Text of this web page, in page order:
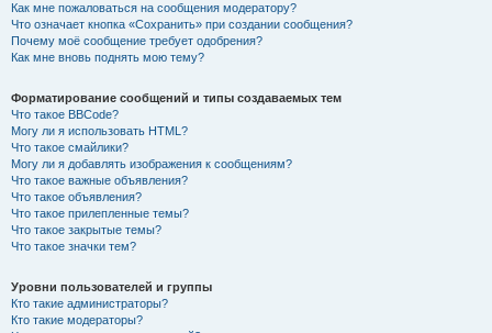
Как мне пожаловаться на сообщения модератору?
Что означает кнопка «Сохранить» при создании сообщения?
Почему моё сообщение требует одобрения?
Как мне вновь поднять мою тему?
Форматирование сообщений и типы создаваемых тем
Что такое BBCode?
Могу ли я использовать HTML?
Что такое смайлики?
Могу ли я добавлять изображения к сообщениям?
Что такое важные объявления?
Что такое объявления?
Что такое прилепленные темы?
Что такое закрытые темы?
Что такое значки тем?
Уровни пользователей и группы
Кто такие администраторы?
Кто такие модераторы?